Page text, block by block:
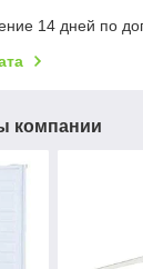
14 дней по
компании